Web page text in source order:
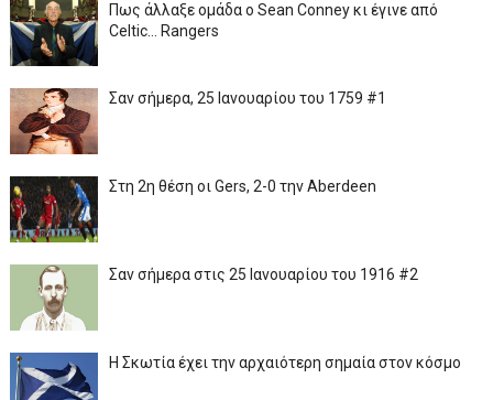
Πως άλλαξε ομάδα ο Sean Conney κι έγινε από
Celtic... Rangers
Σαν σήμερα, 25 Ιανουαρίου του 1759 #1
Στη 2η θέση οι Gers, 2-0 την Aberdeen
Σαν σήμερα στις 25 Ιανουαρίου του 1916 #2
Η Σκωτία έχει την αρχαιότερη σημαία στον κόσμο